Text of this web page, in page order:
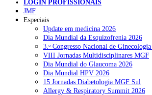
NOTÍCIAS RECENTES
Quase 11.900 jovens recorreram aos
nutricionista no primeiro mês 7 de Agosto,
ULS de Coimbra estreia cirurgia
apoio robótico em Portugal 7 de Agosto,
Enfermeiros exigem esclarecimentos sobre
privada da ULS do Algarve 7 de Agosto,
LOGIN PROFISSIONAIS
JMF
Especiais
Update em medicina 2026
Dia Mundial da Esquizofrenia 2026
3.ᵒ Congresso Nacional de
VIII Jornadas Multidisciplinares MGF
Dia Mundial do Glaucoma 2026
Dia Mundial HPV 2026
15 Jornadas Diabetologia MGF Sul
Allergy & Respiratory Summit 2026